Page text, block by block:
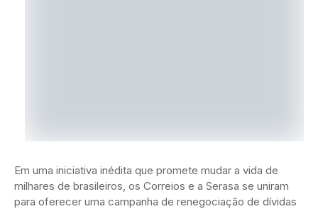
Em uma iniciativa inédita que promete mudar a vida de
milhares de brasileiros, os Correios e a Serasa se uniram
para oferecer uma campanha de renegociação de dívidas